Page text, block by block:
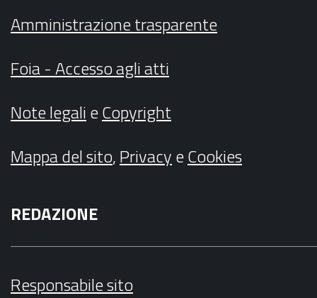
Amministrazione trasparente
Foia - Accesso agli atti
Note legalieCopyright
Mappa del sito,PrivacyeCookies
REDAZIONE
Responsabile sito